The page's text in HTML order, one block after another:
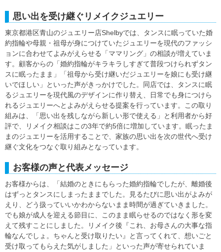
思い出を受け継ぐリメイクジュエリー
東京都港区青山のジュエリー店Shelbyでは、タンスに眠っていた婚
約指輪や母親・祖母が身につけていたジュエリーを現代のファッシ
ョンに合わせてよみがえらせる「ママリング」の相談が増えていま
す。顧客からの「婚約指輪がキラキラしすぎて普段つけられずタン
スに眠ったまま」「祖母から受け継いだジュエリーを娘にも受け継
いでほしい」といった声がきっかけでした。同店では、タンスに眠
るジュエリーを現代風のデザインに作り替え、日常でも身につけら
れるジュエリーへとよみがえらせる提案を行っています。この取り
組みは、「思い出を残しながら新しい形で使える」と利用者から好
評で、リメイク相談はこの3年で約5倍に増加しています。眠ったま
まのジュエリーを活用することで、家族の思い出を次の世代へ受け
継ぐ文化をつなぐ取り組みとなっています。
お客様の声と代表メッセージ
お客様からは、「結婚のときにもらった婚約指輪でしたが、離婚後
はずっとタンスにしまったままでした。見るたびに思い出がよみが
えり、どう扱っていいかわからないまま時間が過ぎていきました。
でも娘が成人を迎える節目に、このまま眠らせるのではなく形を変
えて残すことにしました。リメイク後『これ、お母さんの大事な指
輪なんでしょ。ちゃんと受け取りたい』と言ってくれて、想いごと
受け取ってもらえた気がしました」といった声が寄せられていま